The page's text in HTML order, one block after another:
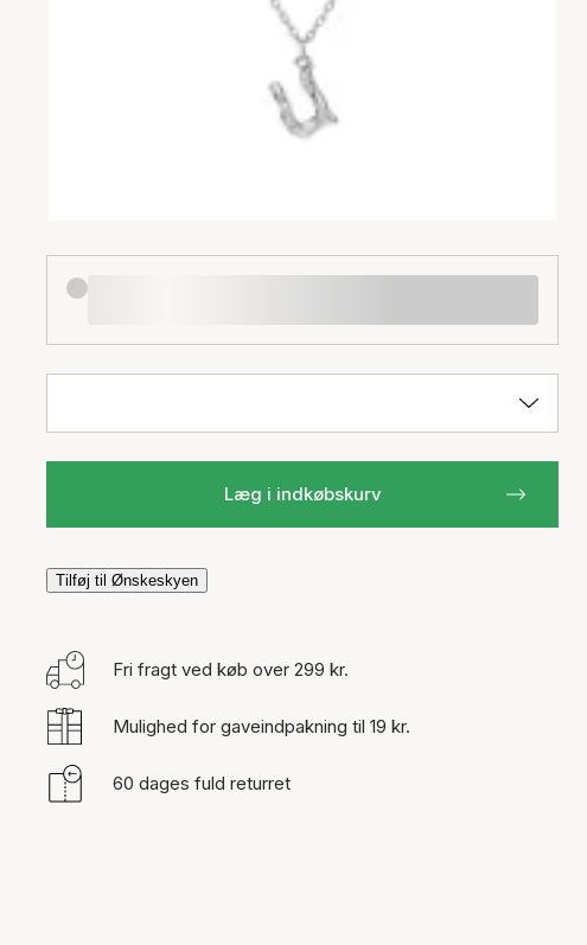
Læg i indkøbskurv
Tilføj til Ønskeskyen
Fri fragt ved køb over 299 kr.
Mulighed for gaveindpakning til 19 kr.
60 dages fuld returret